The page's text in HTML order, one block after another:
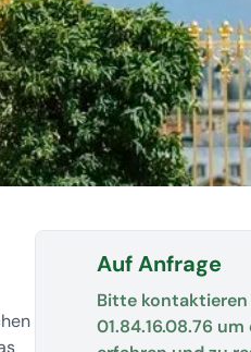
Auf Anfrage
Bitte
01.84.16.08.76 um